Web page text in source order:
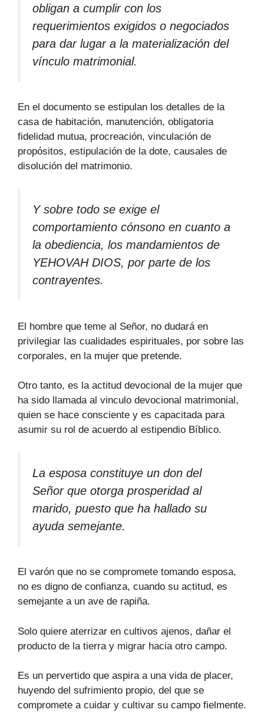
obligan a cumplir con los
requerimientos exigidos o negociados
para dar lugar a la materialización del
vínculo matrimonial.
En el documento se estipulan los detalles de la
casa de habitación, manutención, obligatoria
fidelidad mutua, procreación, vinculación de
propósitos, estipulación de la dote, causales de
disolución del matrimonio.
Y sobre todo se exige el
comportamiento cónsono en cuanto a
la obediencia, los mandamientos de
YEHOVAH DIOS, por parte de los
contrayentes.
El hombre que teme al Señor, no dudará en
privilegiar las cualidades espirituales, por sobre las
corporales, en la mujer que pretende.
Otro tanto, es la actitud devocional de la mujer que
ha sido llamada al vinculo devocional matrimonial,
quien se hace consciente y es capacitada para
asumir su rol de acuerdo al estipendio Bíblico.
La esposa constituye un don del
Señor que otorga prosperidad al
marido, puesto que ha hallado su
ayuda semejante.
El varón que no se compromete tomando esposa,
no es digno de confianza, cuando su actitud, es
semejante a un ave de rapiña.
Solo quiere aterrizar en cultivos ajenos, dañar el
producto de la tierra y migrar hacia otro campo.
Es un pervertido que aspira a una vida de placer,
huyendo del sufrimiento propio, del que se
compromete a cuidar y cultivar su campo fielmente.